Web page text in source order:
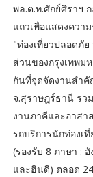
พล.ต.ท.ศักย์ศิราฯ
แถวเพื่อแสดงควา
"ท่องเที่ยวปลอดภั
ส่วนของกรุงเทพ
กันที่จุดจัดงานสำคั
จ.สุราษฎร์ธานี รว
งานภาคีและอาสา
รถบริการนักท่องเ
(รองรับ 8 ภาษา :
และฮินดี) ตลอด